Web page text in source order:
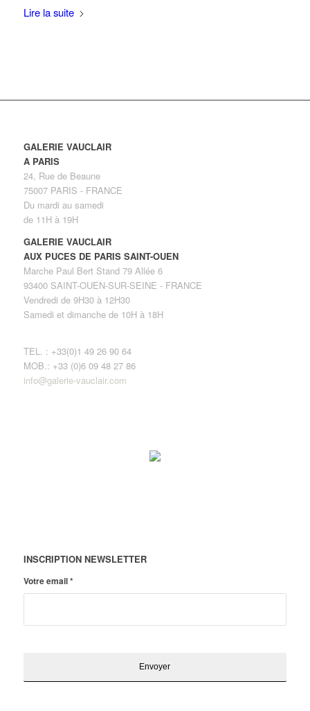
Lire la suite
GALERIE VAUCLAIR
A PARIS
24, Rue de Beaune
75007 PARIS - FRANCE
Du mardi au samedi
de 11H à 19H
GALERIE VAUCLAIR
AUX PUCES DE PARIS SAINT-OUEN
Marche Paul Bert Stand 79 Allée 6
93400 SAINT-OUEN-SUR-SEINE - FRANCE
Vendredi de 9H30 à 12H30
Samedi et dimanche de 10H à 18H
TEL. : +33(0)1 49 26 90 64
MOB.: +33 (0)6 09 48 27 86
info@galerie-vauclair.com
INSCRIPTION NEWSLETTER
Votre email*